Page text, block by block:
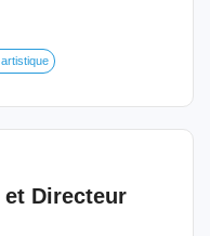
Directeur